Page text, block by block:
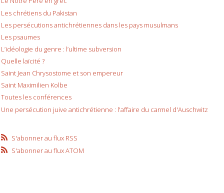
Les chrétiens du Pakistan
Les persécutions antichrétiennes dans les pays musulmans
Les psaumes
L’idéologie du genre : l’ultime subversion
Quelle laïcité ?
Saint Jean Chrysostome et son empereur
Saint Maximilien Kolbe
Toutes les conférences
Une persécution juive antichrétienne : l'affaire du carmel d'Auschwitz
S'abonner au flux RSS
S'abonner au flux ATOM